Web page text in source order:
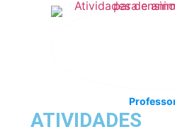
ATIVIDADES